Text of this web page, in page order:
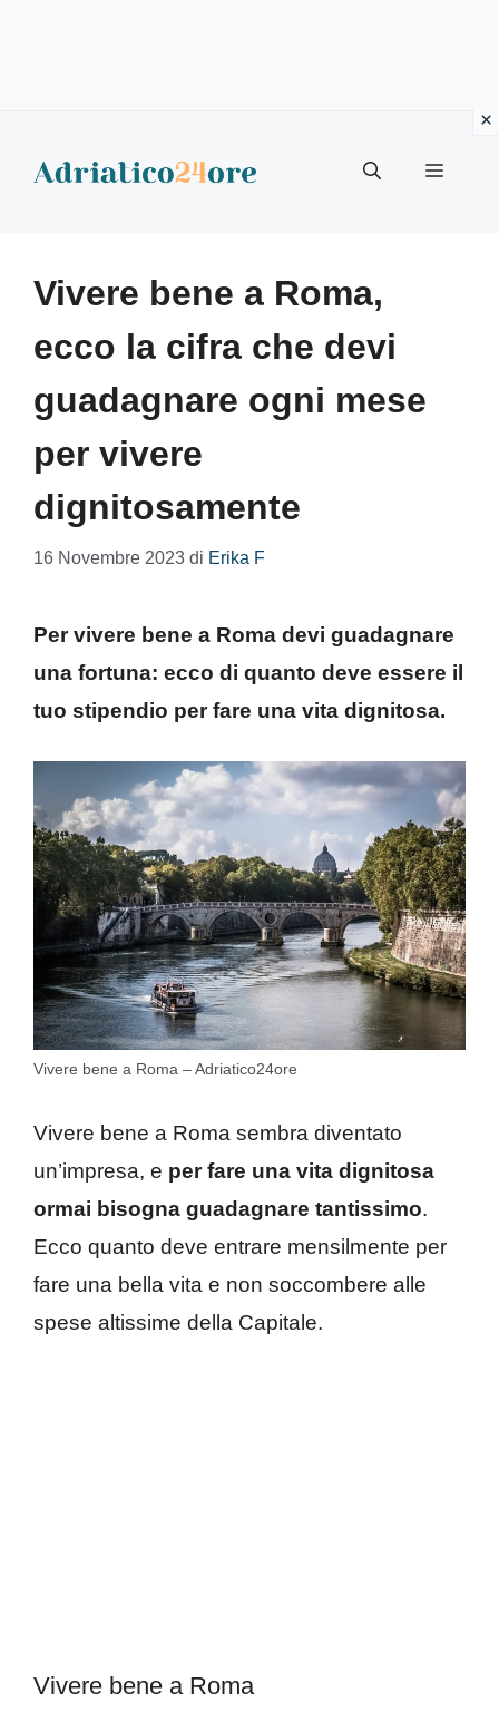
Menu
Vivere bene a Roma,
ecco la cifra che devi
guadagnare ogni mese
per vivere
dignitosamente
16 Novembre 2023 di Erika F
Per vivere bene a Roma devi guadagnare
una fortuna: ecco di quanto deve essere il
tuo stipendio per fare una vita dignitosa.
Vivere bene a Roma – Adriatico24ore
Vivere bene a Roma sembra diventato
un’impresa, e per fare una vita dignitosa
ormai bisogna guadagnare tantissimo.
Ecco quanto deve entrare mensilmente per
fare una bella vita e non soccombere alle
spese altissime della Capitale.
Vivere bene a Roma